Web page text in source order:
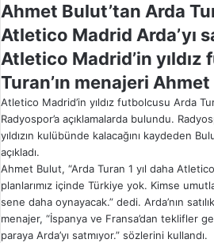
Ahmet Bulut’tan Arda
Atletico Madrid Arda’yı
Atletico Madrid’in
Turan’ın menajeri
Atletico Madrid’in yıldız futbolcusu Arda
Radyospor’a açıklamalarda bulundu.
yıldızın kulübünde kalacağını kaydeden
açıkladı.
Ahmet Bulut, “Arda Turan 1 yıl daha
planlarımız içinde Türkiye yok. Kimse
sene daha oynayacak.” dedi. Arda’nın
menajer, “İspanya ve Fransa’dan teklifler
paraya Arda’yı satmıyor.” sözlerini kullandı.